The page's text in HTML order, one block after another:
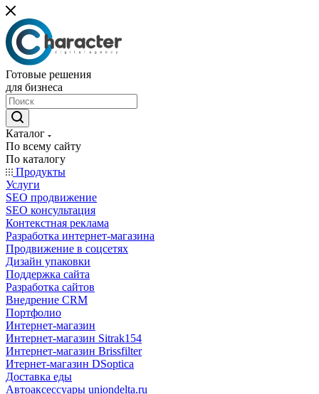
Готовые решения
для бизнеса
Каталог
По всему сайту
По каталогу
Продукты
Услуги
SEO продвижение
SEO консультация
Контекстная реклама
Разработка интернет-магазина
Продвижение в соцсетях
Дизайн упаковки
Поддержка сайта
Разработка сайтов
Внедрение CRM
Портфолио
Интернет-магазин
Интернет-магазин Sitrak154
Интернет-магазин Brissfilter
Итернет-магазин DSoptica
Доставка еды
Автоаксессуары uniondelta.ru